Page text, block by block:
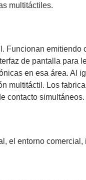
multitáctiles.
Funcionan emitiendo
de pantalla para
en esa área. Al
multitáctil. Los
contacto simultáneos.
el entorno